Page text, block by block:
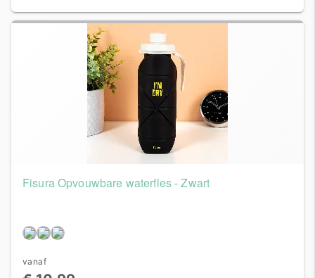
Fisura Opvouwbare waterfles - Zwart
vanaf